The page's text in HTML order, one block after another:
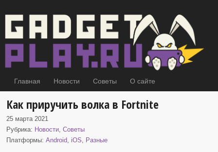
Главная Новости Советы О сайте
Как приручить волка в Fortnite
25 марта 2021
Рубрика: Новости,Советы
Платформы:Android, iOS, Разные